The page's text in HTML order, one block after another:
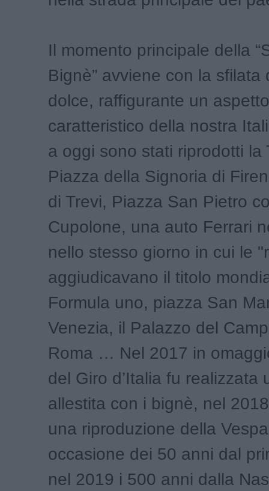
Il momento principale della
Bignè” avviene con la sfilata
dolce, raffigurante un aspetto
caratteristico della nostra
a oggi sono stati riprodotti la
Piazza della Signoria di
di Trevi, Piazza San Pietro
Cupolone, una auto Ferrari
nello stesso giorno in cui le
aggiudicavano il titolo
Formula uno, piazza San
Venezia, il Palazzo del
Roma … Nel 2017 in
del Giro d’Italia fu realizzata
allestita con i bignè, nel
una riproduzione della
occasione dei 50 anni dal
nel 2019 i 500 anni dalla